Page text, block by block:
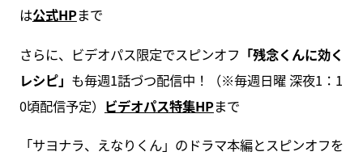
は公式HPまで
さらに、ビデオパス限定でスピンオフ 「残念くんに効く
レシピ」 も毎週1話づつ配信中！（※毎週日曜 深夜1：1
0頃配信予定） ビデオパス特集HPまで
「サヨナラ、えなりくん」のドラマ本編とスピンオフを